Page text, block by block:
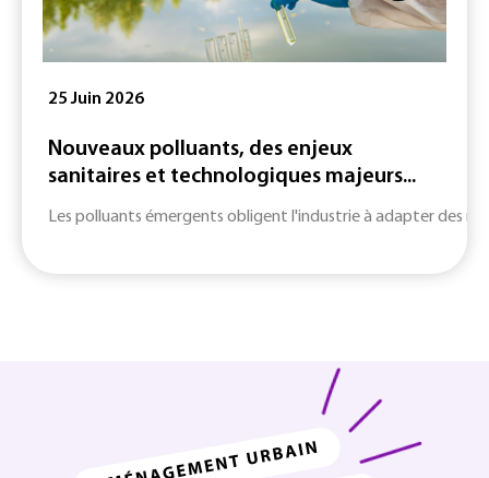
25 Juin 2026
Nouveaux polluants, des enjeux
sanitaires et technologiques majeurs...
Les polluants émergents obligent l'industrie à adapter des